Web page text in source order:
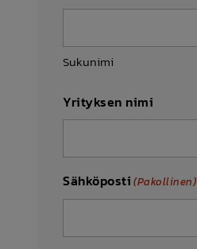
Sukunimi
Yrityksen nimi
Sähköposti (Pakollinen)